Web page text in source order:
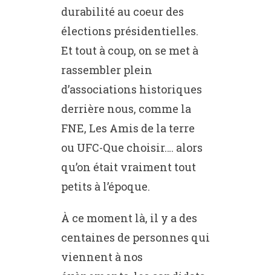
durabilité au coeur des
élections présidentielles.
Et tout à coup, on se met à
rassembler plein
d’associations historiques
derrière nous, comme la
FNE, Les Amis de la terre
ou UFC-Que choisir…. alors
qu’on était vraiment tout
petits à l’époque.
À ce moment là, il y a des
centaines de personnes qui
viennent à nos